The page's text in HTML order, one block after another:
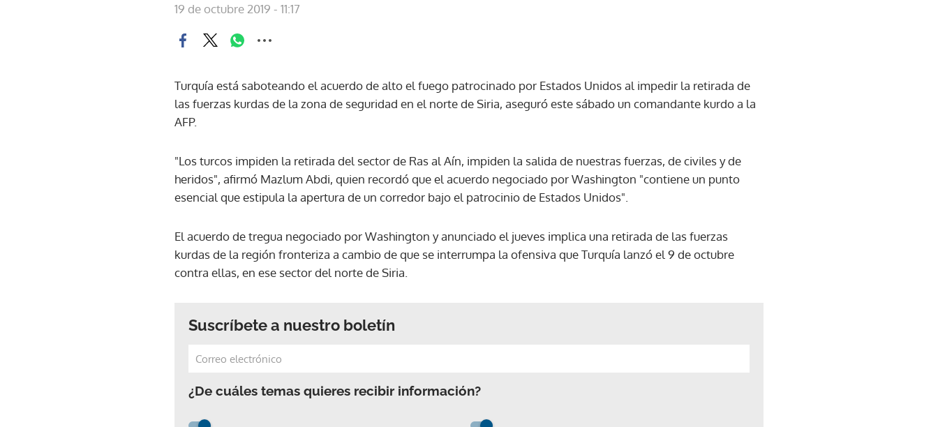
19 de octubre 2019 - 11:17
Turquía está saboteando el acuerdo de alto el fuego patrocinado por Estados Unidos al impedir la retirada de
las fuerzas kurdas de la zona de seguridad en el norte de Siria, aseguró este sábado un comandante kurdo a la
AFP.
"Los turcos impiden la retirada del sector de Ras al Aín, impiden la salida de nuestras fuerzas, de civiles y de
heridos", afirmó Mazlum Abdi, quien recordó que el acuerdo negociado por Washington "contiene un punto
esencial que estipula la apertura de un corredor bajo el patrocinio de Estados Unidos".
El acuerdo de tregua negociado por Washington y anunciado el jueves implica una retirada de las fuerzas
kurdas de la región fronteriza a cambio de que se interrumpa la ofensiva que Turquía lanzó el 9 de octubre
contra ellas, en ese sector del norte de Siria.
Suscríbete a nuestro boletín
¿De cuáles temas quieres recibir información?